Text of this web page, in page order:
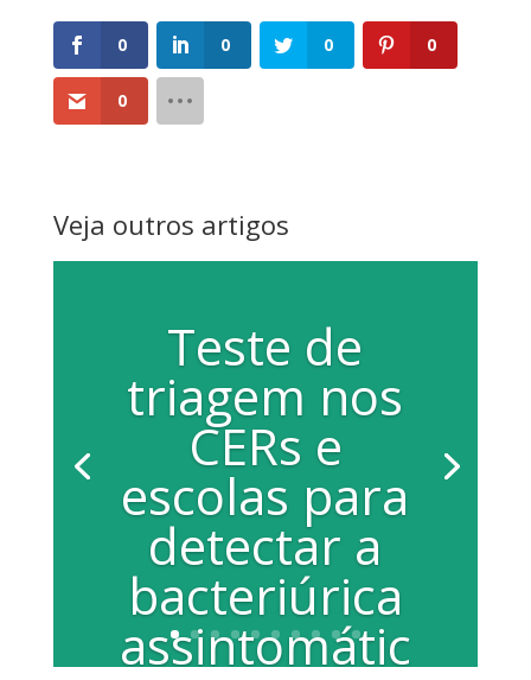
0 0 0 0
0
Veja outros artigos
Teste de
triagem nos
CERs e
escolas para
detectar a
bacteriúrica
assintomátic